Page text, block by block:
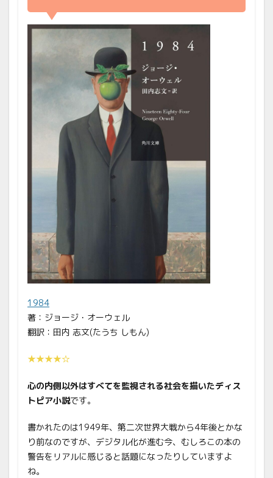
1984
著：ジョージ・オーウェル
翻訳：田内 志文(たうち しもん)
★★★★☆
心の内側以外はすべてを監視される社会を描いたディス
トピア小説です。
書かれたのは1949年、第二次世界大戦から4年後とかな
り前なのですが、デジタル化が進む今、むしろこの本の
警告をリアルに感じると話題になったりしていますよ
ね。